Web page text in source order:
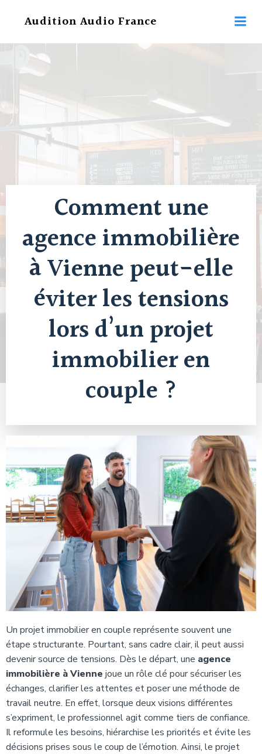
au
Audition Audio France
Comment une
agence immobilière
à Vienne peut-elle
éviter les tensions
lors d’un projet
immobilier en
couple ?
Un projet immobilier en couple représente souvent une
étape structurante. Pourtant, sans cadre clair, il peut aussi
devenir source de tensions. Dès le départ, une agence
immobilière à Vienne joue un rôle clé pour sécuriser les
échanges, clarifier les attentes et poser une méthode de
travail neutre. En effet, lorsque deux visions différentes
s’expriment, le professionnel agit comme tiers de confiance.
Il reformule les besoins, hiérarchise les priorités et évite les
décisions prises sous le coup de l’émotion. Ainsi, le projet